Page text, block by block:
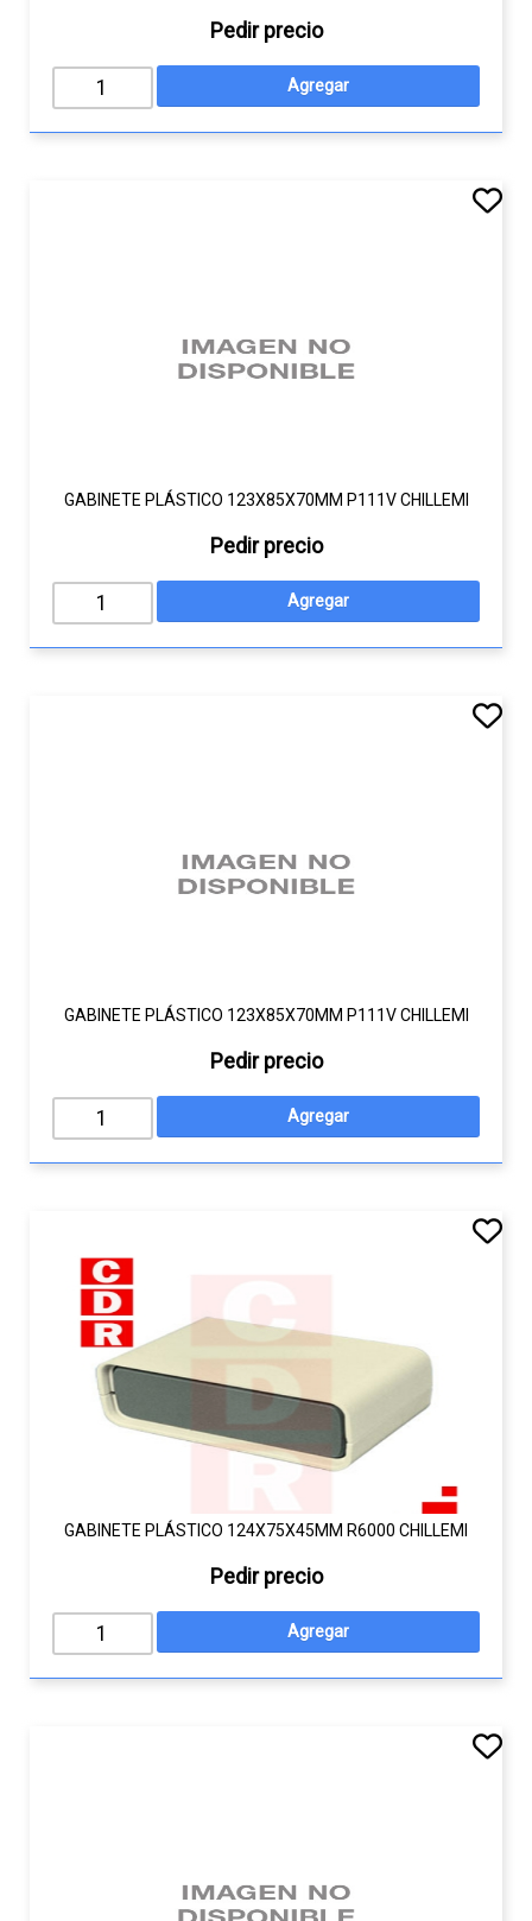
Pedir precio
GABINETE PLÁSTICO 123X85X70MM P111V CHILLEMI
Pedir precio
GABINETE PLÁSTICO 123X85X70MM P111V CHILLEMI
Pedir precio
GABINETE PLÁSTICO 124X75X45MM R6000 CHILLEMI
Pedir precio